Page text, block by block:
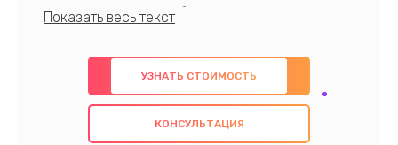
профессионалов с обширными знаниями и
предлагаем быстрый и качественный ремонт с
использованием оригинальных компонентов, а
также гарантируем качество всех
проведенных работ. Наша цель - предоставить
УЗНАТЬ СТОИМОСТЬ
КОНСУЛЬТАЦИЯ